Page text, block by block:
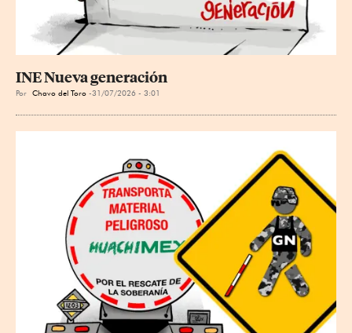
INE Nueva generación
Por Chavo del Toro 31/07/2026 - 3:01